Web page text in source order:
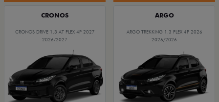
CRONOS
CRONOS DRIVE 1.3 AT FLEX 4P 2027
2026/2027
ARGO
ARGO TREKKING 1.3 FLEX 4P 2026
2026/2026